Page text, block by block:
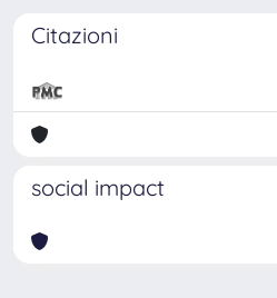
Citazioni
social impact